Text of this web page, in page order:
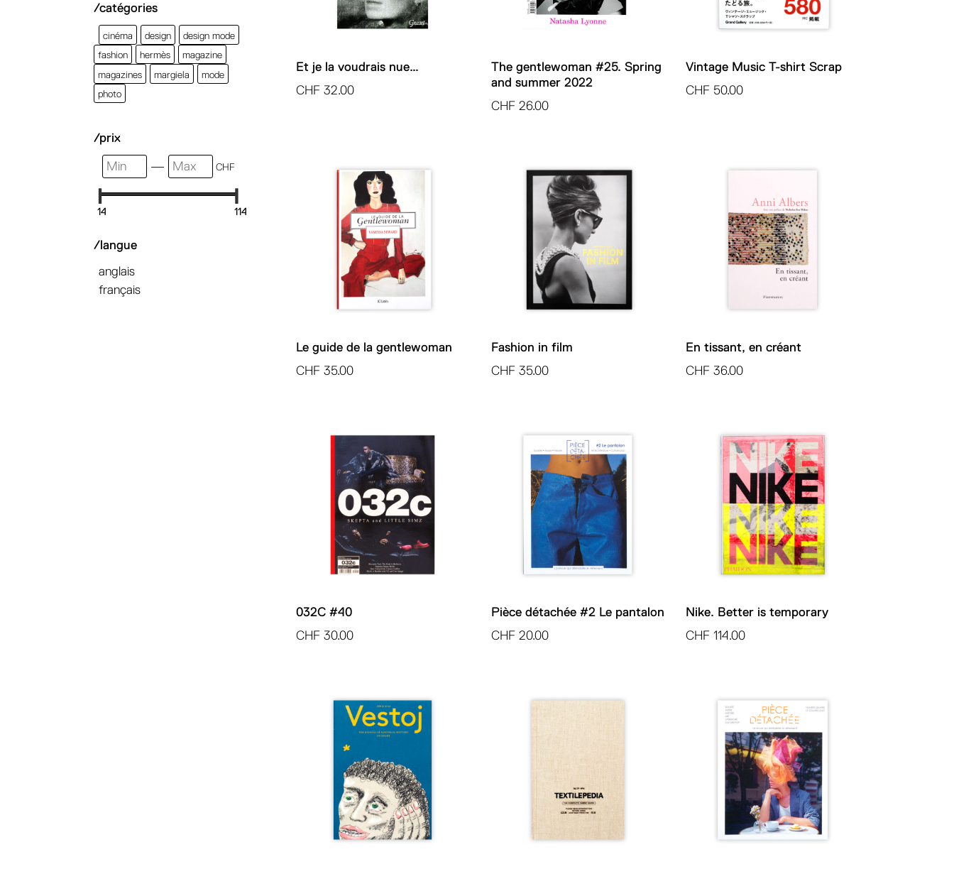
/catégories
cinéma design
design mode
fashion
hermès
magazine
magazines
margiela
mode
photo
/prix
—
CHF
14 114
/langue
anglais
français
Et je la voudrais nue…
CHF 32.00
The gentlewoman #25. Spring
and summer 2022
CHF 26.00
Vintage Music T-shirt Scrap
CHF 50.00
Le guide de la gentlewoman
CHF 35.00
Fashion in film
CHF 35.00
En tissant, en créant
CHF 36.00
032C #40
CHF 30.00
Pièce détachée #2 Le pantalon
CHF 20.00
Nike. Better is temporary
CHF 114.00